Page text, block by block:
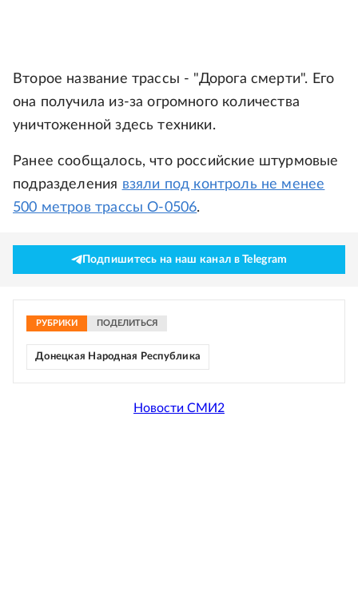
Второе название трассы - "Дорога смерти". Его
она получила из-за огромного количества
уничтоженной здесь техники.
Ранее сообщалось, что российские штурмовые
подразделения взяли под контроль не менее
500 метров трассы О-0506.
Подпишитесь на наш канал в Telegram
РУБРИКИ ПОДЕЛИТЬСЯ
Донецкая Народная Республика
Новости СМИ2